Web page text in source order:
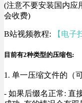
(注意不要安装国内应
会收费)
B站视频教程: 【电
目前有2种类型的压缩包:
1. 单一压缩文件的（
- 如果后缀名正常: 直